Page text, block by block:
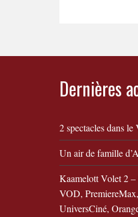
Dernières
2 spectacles dans
Un air de famille
Kaamelott Volet 2
VOD,
UniversCiné,